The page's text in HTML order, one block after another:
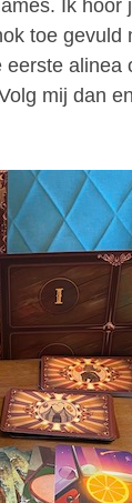
Ik hoor
toe gevuld
alinea
mij dan